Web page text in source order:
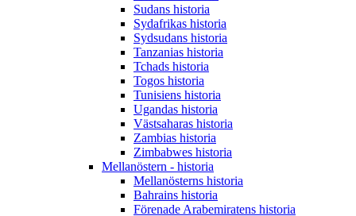
Sudans historia
Sydafrikas historia
Sydsudans historia
Tanzanias historia
Tchads historia
Togos historia
Tunisiens historia
Ugandas historia
Västsaharas historia
Zambias historia
Zimbabwes historia
Mellanöstern - historia
Mellanösterns historia
Bahrains historia
Förenade Arabemiratens historia